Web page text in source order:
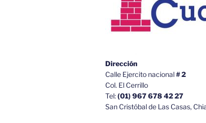
Dirección
Calle Ejercito nacional# 2
Col. El Cerrillo
Tel:(01) 967 678 42 27
San Cristóbal de Las Casas,